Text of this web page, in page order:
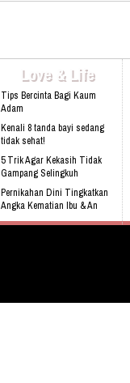
Love & Life
Tips Bercinta Bagi Kaum
Adam
Kenali 8 tanda bayi sedang
tidak sehat!
5 Trik Agar Kekasih Tidak
Gampang Selingkuh
Pernikahan Dini Tingkatkan
Angka Kematian Ibu & An
Sering Mengalami Mimpi